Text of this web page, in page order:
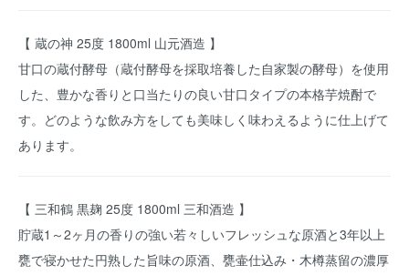
【 蔵の神 25度 1800ml 山元酒造 】
甘口の蔵付酵母（蔵付酵母を採取培養した自家製の酵母）を使用
した、豊かな香りと口当たりの良い甘口タイプの本格芋焼酎で
す。どのような飲み方をしても美味しく味わえるように仕上げて
あります。
【 三和鶴 黒麹 25度 1800ml 三和酒造 】
貯蔵1～2ヶ月の香りの強い若々しいフレッシュな原酒と3年以上
甕で寝かせた円熟した旨味の原酒、甕壷仕込み・木樽蒸留の濃厚